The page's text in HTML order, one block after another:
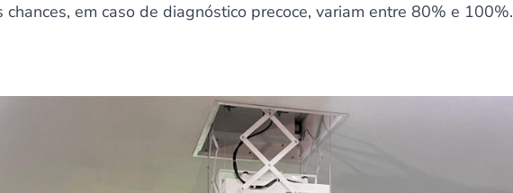
chances, em caso de diagnóstico precoce, variam entre 80% e 100%.